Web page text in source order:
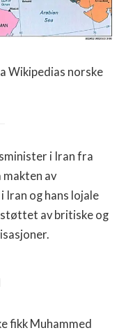
Wikipedias norske
i Iran fra
av
Iran og hans lojale
av britiske og
fikk Muhammed